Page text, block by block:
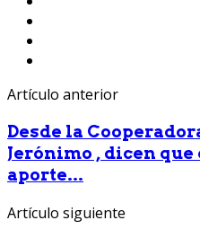
Artículo anterior
Desde la
Jerónimo , dicen
aporte...
Artículo siguiente